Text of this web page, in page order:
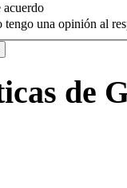
acuerdo
tengo una opinión al
de